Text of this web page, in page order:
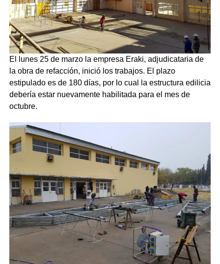
El lunes 25 de marzo la empresa Eraki, adjudicataria de
la obra de refacción, inició los trabajos. El plazo
estipulado es de 180 días, por lo cual la estructura edilicia
debería estar nuevamente habilitada para el mes de
octubre.